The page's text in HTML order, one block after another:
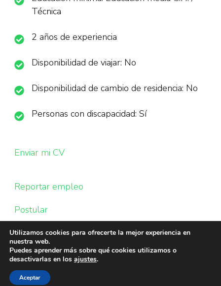
Técnica
2 años de experiencia
Disponibilidad de viajar: No
Disponibilidad de cambio de residencia: No
Personas con discapacidad: Sí
Enviar mi CV
Reportar empleo
Postular
Utilizamos cookies para ofrecerte la mejor experiencia en
nuestra web.
Puedes aprender más sobre qué cookies utilizamos o
desactivarlas en los ajustes.
Aceptar